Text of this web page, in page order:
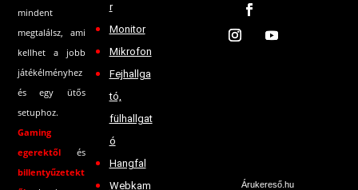
mindent
megtalálsz, ami
kellhet a jobb
játékélményhez
és egy ütős
setuphoz.
Gaming
egerektől és
billentyűzetekt
r
Monitor
Mikrofon
Fejhallga
tó,
fülhallgat
ó
Hangfal
Webkam
Árukereső.hu